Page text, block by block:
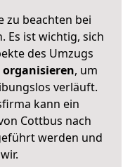
zu beachten bei
Es ist wichtig, sich
des Umzugs
organisieren, um
verläuft.
kann ein
Cottbus nach
werden und